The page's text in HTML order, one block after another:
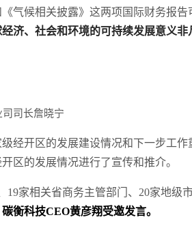
气候相关披露》这两项国际财务报
济、社会和环境的可持续发展意义非
司长詹晓宁
经开区的发展建设情况和下一步工
区的发展情况进行了宣传和推介。
家相关省商务主管部门、20家地级
衡科技CEO黄彦翔受邀发言。